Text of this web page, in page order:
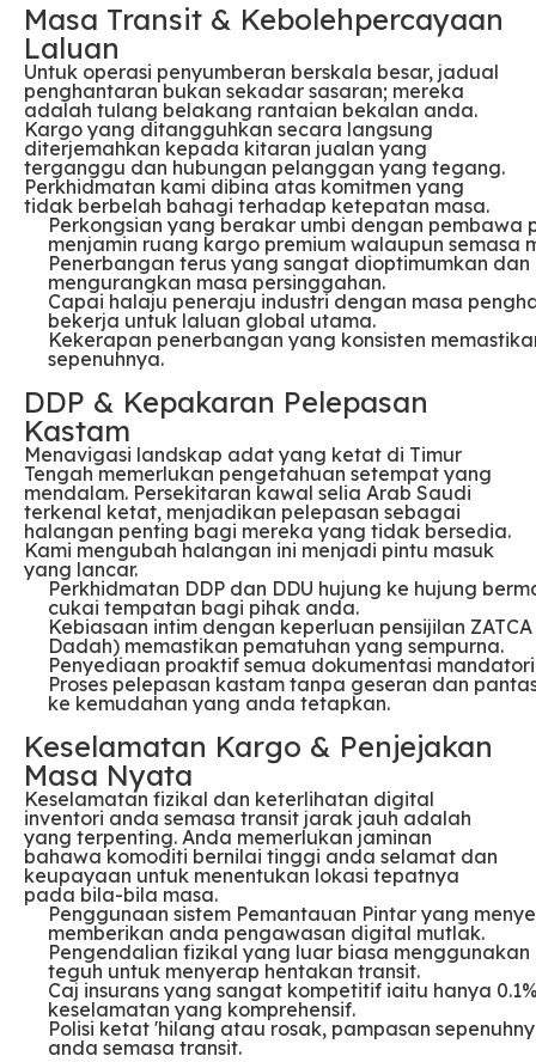
Masa Transit & Kebolehpercayaan
Laluan
Untuk operasi penyumberan berskala besar, jadual
penghantaran bukan sekadar sasaran; mereka
adalah tulang belakang rantaian bekalan anda.
Kargo yang ditangguhkan secara langsung
diterjemahkan kepada kitaran jualan yang
terganggu dan hubungan pelanggan yang tegang.
Perkhidmatan kami dibina atas komitmen yang
tidak berbelah bahagi terhadap ketepatan masa.
Perkongsian yang berakar umbi dengan pembawa
menjamin ruang kargo premium walaupun semasa
Penerbangan terus yang sangat dioptimumkan
mengurangkan masa persinggahan.
Capai halaju peneraju industri dengan masa
bekerja untuk laluan global utama.
Kekerapan penerbangan yang konsisten
sepenuhnya.
DDP & Kepakaran Pelepasan
Kastam
Menavigasi landskap adat yang ketat di Timur
Tengah memerlukan pengetahuan setempat yang
mendalam. Persekitaran kawal selia Arab Saudi
terkenal ketat, menjadikan pelepasan sebagai
halangan penting bagi mereka yang tidak bersedia.
Kami mengubah halangan ini menjadi pintu masuk
yang lancar.
Perkhidmatan DDP dan DDU hujung ke hujung
cukai tempatan bagi pihak anda.
Kebiasaan intim dengan keperluan pensijilan
Dadah) memastikan pematuhan yang sempurna.
Penyediaan proaktif semua dokumentasi
Proses pelepasan kastam tanpa geseran dan
ke kemudahan yang anda tetapkan.
Keselamatan Kargo & Penjejakan
Masa Nyata
Keselamatan fizikal dan keterlihatan digital
inventori anda semasa transit jarak jauh adalah
yang terpenting. Anda memerlukan jaminan
bahawa komoditi bernilai tinggi anda selamat dan
keupayaan untuk menentukan lokasi tepatnya
pada bila-bila masa.
Penggunaan sistem Pemantauan Pintar yang
memberikan anda pengawasan digital mutlak.
Pengendalian fizikal yang luar biasa
teguh untuk menyerap hentakan transit.
Caj insurans yang sangat kompetitif iaitu hanya
keselamatan yang komprehensif.
Polisi ketat 'hilang atau rosak, pampasan
anda semasa transit.